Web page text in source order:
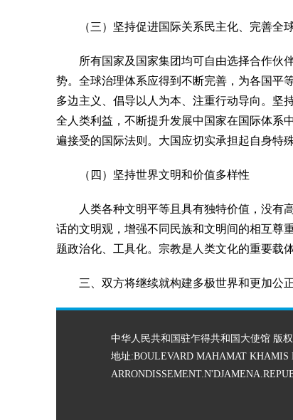
（三）坚持促进国际关系民主化、完善全
所有国家及国家集团均可自由选择合作伙
势。全球治理体系应得到不断完善，为各国平
多边主义、倡导以人为本、注重行动导向。坚
全人类利益，不断提升发展中国家在国际体系
遍接受的国际法则。大国应切实承担起自身特
（四）坚持世界文明和价值多样性
人类各种文明平等且具有独特价值，没有
话的文明观，增强不同民族和文明间的相互尊
题政治化、工具化。宗教是人类文化的重要载
三、双方将继续就构建多极世界和更加公
中华人民共和国驻乍得共和国大使馆 版
地址:BOULEVARD MAHAMAT KHAMIS